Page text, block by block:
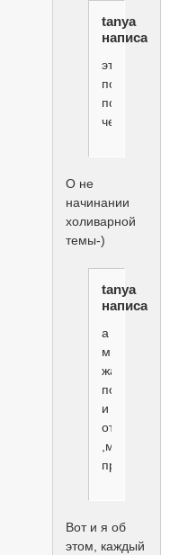
tanya
написал(а):
это
по
поводу
чего?
О не
начинании
холиварной
темы-)
tanya
написал(а):
а
мне
жалко,именно
поэтому
и
отказалась
,мое
право...
Вот и я об
этом, каждый